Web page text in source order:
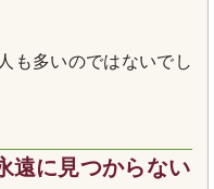
も多いのではないでし
遠に見つからない